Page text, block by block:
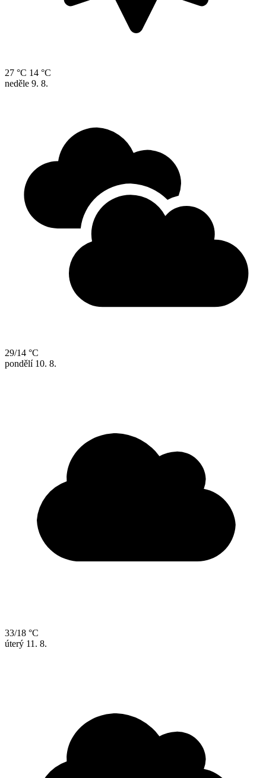
27 °C 14 °C
neděle 9. 8.
29/14 °C
pondělí 10. 8.
33/18 °C
úterý 11. 8.